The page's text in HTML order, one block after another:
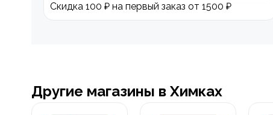
Скидка 100 ₽ на первый заказ от 1500 ₽
Другие магазины в Химках